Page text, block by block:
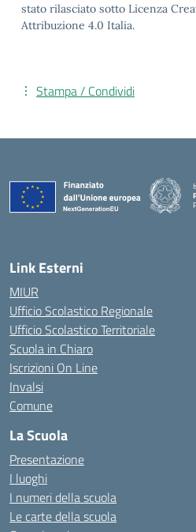
stato rilasciato sotto Licenza
Attribuzione 4.0 Italia.
Stampa / Condividi
Link Esterni
MIUR
Ufficio Scolastico Regionale
Ufficio Scolastico Territoriale
Scuola in Chiaro
Iscrizioni On Line
Invalsi
Comune
La Scuola
Presentazione
I luoghi
I numeri della scuola
Le carte della scuola